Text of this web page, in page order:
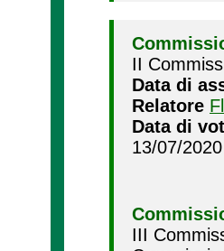
II
Data di
Relatore
Data di
13/07/2020
III